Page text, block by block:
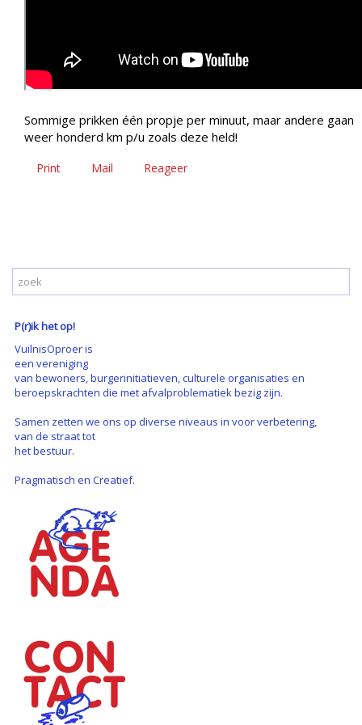
Sommige prikken één propje per minuut, maar andere gaan
weer honderd km p/u zoals deze held!
Print Mail Reageer
P(r)ik het op!
VuilnisOproer is
een vereniging
van bewoners, burgerinitiatieven, culturele organisaties en
beroepskrachten die met afvalproblematiek bezig zijn.
Samen zetten we ons op diverse niveaus in voor verbetering,
van de straat tot
het bestuur.
Pragmatisch en Creatief.